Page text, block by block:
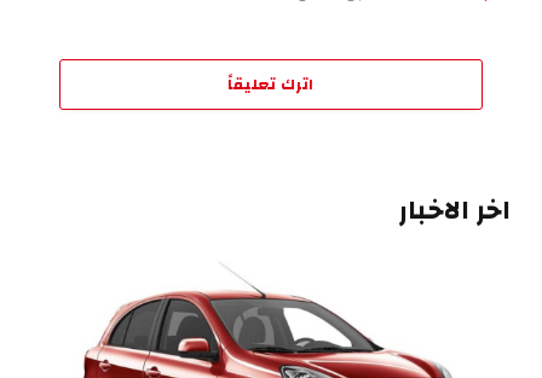
اترك تعليقاً
اخر الاخبار